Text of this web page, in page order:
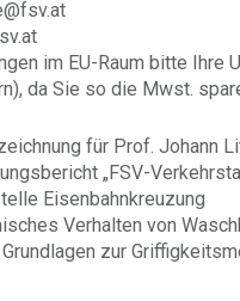
im EU-Raum bitte Ihre
da Sie so die Mwst.
für Prof. Johann
„FSV-
Eisenbahnkreuzung
Verhalten von
Grundlagen zur